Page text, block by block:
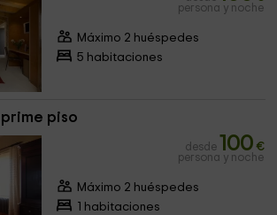
persona y noche
Máximo 2 huéspedes
5 habitaciones
piso
desde 100 €
persona y noche
Máximo 2 huéspedes
1 habitaciones